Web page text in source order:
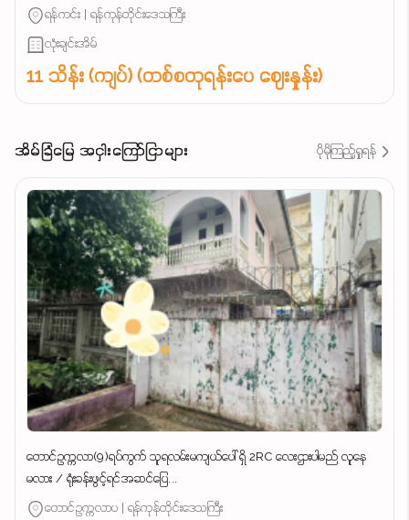
ရန်ကင်း | ရန်ကုန်တိုင်းဒေသကြီး
လုံးချင်းအိမ်
11 သိန်း (ကျပ်) (တစ်စတုရန်းပေ ဈေးနှုန်း)
အိမ်ခြံမြေ အငှါးကြော်ငြာများ ပိုမိုကြည့်ရှုရန်
တောင်ဥက္ကလာ(9)ရပ်ကွက် သူရလမ်းမကျယ်ပေါ် ရှိ 2RC လေးဌားပါမည် လူနေ
မလား / ရုံးခန်းဖွင့်ရင်အဆင်ပြေ...
တောင်ဥက္ကလာပ | ရန်ကုန်တိုင်းဒေသကြီး